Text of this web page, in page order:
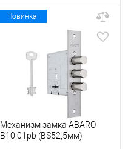
Новинка
Механизм замка ABARO
B10.01pb (BS52,5мм)